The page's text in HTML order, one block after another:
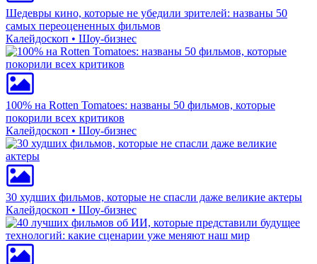
Шедевры кино, которые не убедили зрителей: названы 50
самых переоцененных фильмов
Калейдоскоп • Шоу-бизнес
100% на Rotten Tomatoes: названы 50 фильмов, которые
покорили всех критиков
Калейдоскоп • Шоу-бизнес
30 худших фильмов, которые не спасли даже великие актеры
Калейдоскоп • Шоу-бизнес